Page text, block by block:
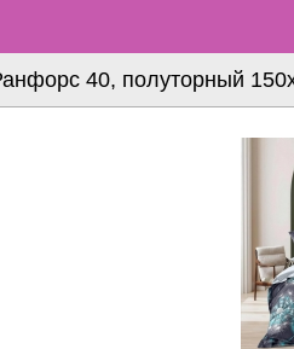
40, полуторный